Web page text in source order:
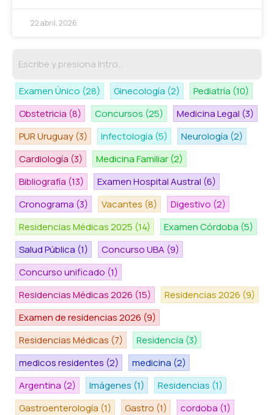
22 abril, 2026
Examen Único (28) Ginecología (2) Pediatría (10)
Obstetricia (8) Concursos (25) Medicina Legal (3)
PUR Uruguay (3) Infectología (5) Neurología (2)
Cardiología (3) Medicina Familiar (2)
Bibliografía (13) Examen Hospital Austral (6)
Cronograma (3) Vacantes (8) Digestivo (2)
Residencias Médicas 2025 (14) Examen Córdoba (5)
Salud Pública (1) Concurso UBA (9)
Concurso unificado (1)
Residencias Médicas 2026 (15) Residencias 2026 (9)
Examen de residencias 2026 (9)
Residencias Médicas (7) Residencia (3)
medicos residentes (2) medicina (2)
Argentina (2) Imágenes (1) Residencias (1)
Gastroenterología (1) Gastro (1) cordoba (1)